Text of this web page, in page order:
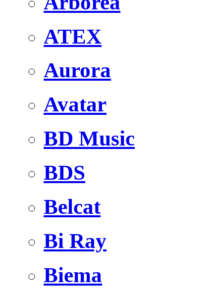
ATEX
Aurora
Avatar
BD Music
BDS
Belcat
Bi Ray
Biema